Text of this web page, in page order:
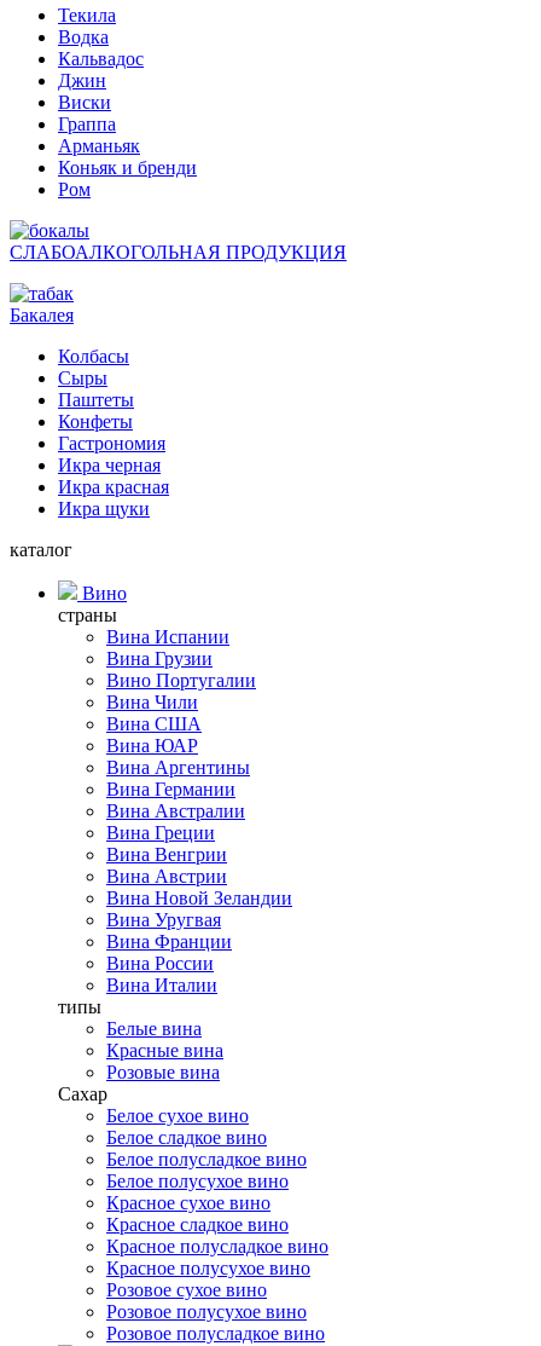
Текила
Водка
Кальвадос
Джин
Виски
Граппа
Арманьяк
Коньяк и бренди
Ром
СЛАБОАЛКОГОЛЬНАЯ ПРОДУКЦИЯ
Бакалея
Колбасы
Сыры
Паштеты
Конфеты
Гастрономия
Икра черная
Икра красная
Икра щуки
каталог
Вино
страны
Вина Испании
Вина Грузии
Вино Португалии
Вина Чили
Вина США
Вина ЮАР
Вина Аргентины
Вина Германии
Вина Австралии
Вина Греции
Вина Венгрии
Вина Австрии
Вина Новой Зеландии
Вина Уругвая
Вина Франции
Вина России
Вина Италии
типы
Белые вина
Красные вина
Розовые вина
Сахар
Белое сухое вино
Белое сладкое вино
Белое полусладкое вино
Белое полусухое вино
Красное сухое вино
Красное сладкое вино
Красное полусладкое вино
Красное полусухое вино
Розовое сухое вино
Розовое полусухое вино
Розовое полусладкое вино